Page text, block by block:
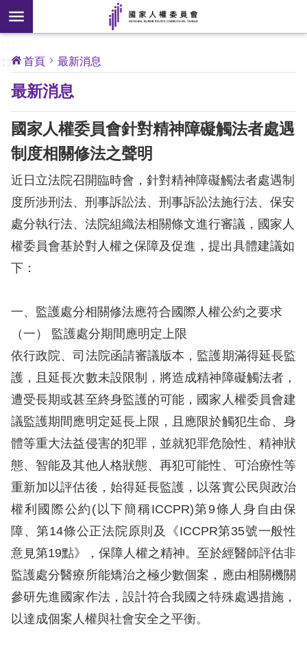
前往主要內容區塊
搜
尋
開
新
]
核
心
人
權
公
約
關
於
本
會
最
新
息
人
權
業
務
核
心
人
權
公
約
陳
情
申
訴
:::
首頁 最新消息
最新消息
國家人權委員會針對精神障礙觸法者處遇
制度相關修法之聲明
近日立法院召開臨時會，針對精神障礙觸法者處遇制
度所涉刑法、刑事訴訟法、刑事訴訟法施行法、保安
處分執行法、法院組織法相關條文進行審議，國家人
權委員會基於對人權之保障及促進，提出具體建議如
下：
一、監護處分相關修法應符合國際人權公約之要求
（一） 監護處分期間應明定上限
依行政院、司法院函請審議版本，監護期滿得延長監
護，且延長次數未設限制，將造成精神障礙觸法者，
遭受長期或甚至終身監護的可能，國家人權委員會建
議監護期間應明定延長上限，且應限於觸犯生命、身
體等重大法益侵害的犯罪，並就犯罪危險性、精神狀
態、智能及其他人格狀態、再犯可能性、可治療性等
重新加以評估後，始得延長監護，以落實公民與政治
權利國際公約(以下簡稱ICCPR)第9條人身自由保
障、第14條公正法院原則及《ICCPR第35號一般性
意見第19點》，保障人權之精神。至於經醫師評估非
監護處分醫療所能矯治之極少數個案，應由相關機關
參研先進國家作法，設計符合我國之特殊處遇措施，
以達成個案人權與社會安全之平衡。